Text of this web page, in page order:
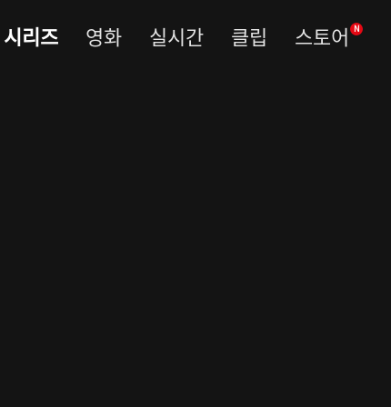
시리즈 영화 실시간 클립 스토어 N